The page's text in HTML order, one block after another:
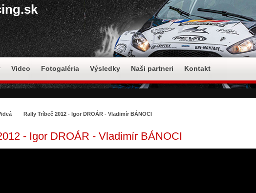
Video Fotogaléria Výsledky Naši partneri Kontakt
Rally Tríbeč 2012 - Igor DROÁR - Vladimír BÁNOCI
- Igor DROÁR - Vladimír BÁNOCI